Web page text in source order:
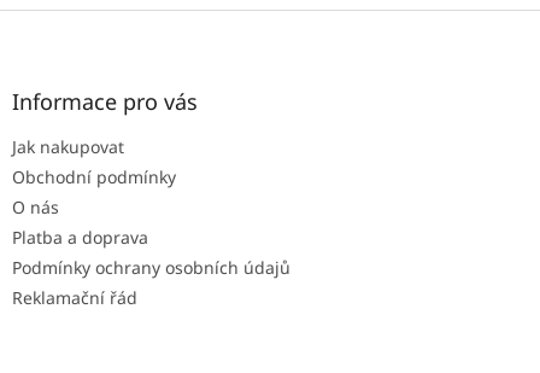
Z
Informace pro vás
Jak nakupovat
Obchodní podmínky
O nás
Platba a doprava
Podmínky ochrany osobních údajů
Reklamační řád